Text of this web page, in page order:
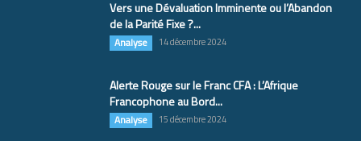
Vers une Dévaluation Imminente ou l’Abandon
de la Parité Fixe ?...
Analyse 14 décembre 2024
Alerte Rouge sur le Franc CFA : L’Afrique
Francophone au Bord...
Analyse 15 décembre 2024